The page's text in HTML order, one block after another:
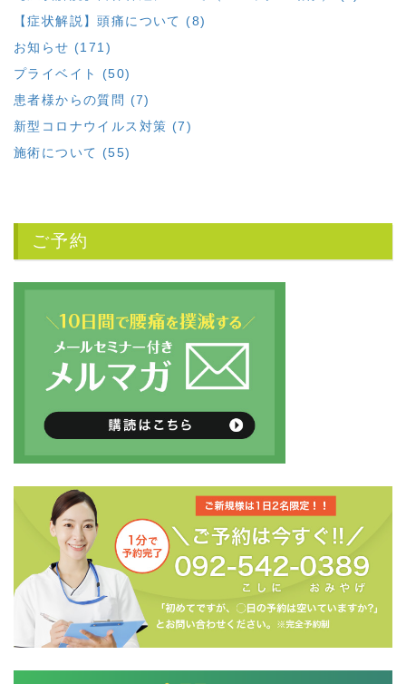
【症状解説】頭痛について (8)
お知らせ (171)
プライベイト (50)
患者様からの質問 (7)
新型コロナウイルス対策 (7)
施術について (55)
ご予約